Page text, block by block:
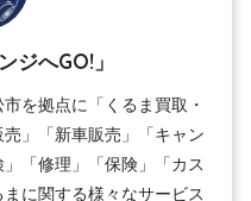
ジへGO!」
を拠点に「くるま買取・
」「新車販売」「キャン
「修理」「保険」「カス
に関する様々なサービス